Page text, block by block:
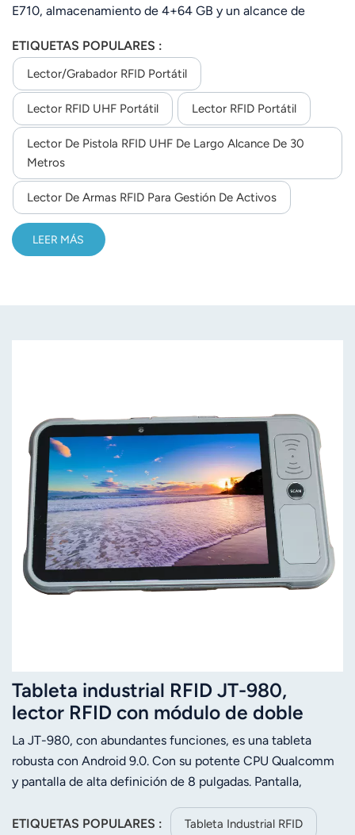
E710, almacenamiento de 4+64 GB y un alcance de
comunicación múltiple y una expansión de 256 GB para
mayor eficiencia en el sitio.
ETIQUETAS POPULARES :
Lector/grabador RFID Portátil
Lector RFID UHF Portátil Lector RFID Portátil
Lector De Pistola RFID UHF De Largo Alcance De 30
Metros
Lector De Armas RFID Para Gestión De Activos
LEER MÁS
Tableta industrial RFID JT-980,
lector RFID con módulo de doble
frecuencia UHF+13,56 MHz
integrado
La JT-980, con abundantes funciones, es una tableta
robusta con Android 9.0. Con su potente CPU Qualcomm
y pantalla de alta definición de 8 pulgadas. Pantalla,
datos como RFID UHF, escaneo de códigos de barras,
ETIQUETAS POPULARES : Tableta Industrial RFID